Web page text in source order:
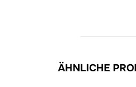
ÄHNLICHE